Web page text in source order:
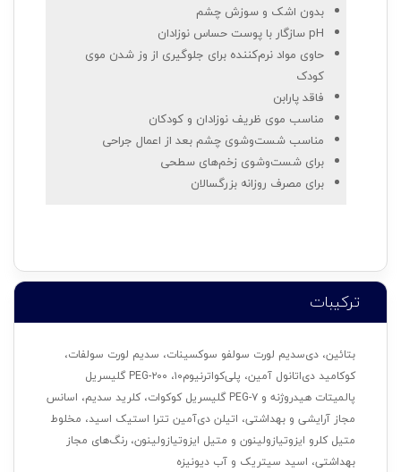
بدون اشک و سوزش چشم
pH سازگار با پوست حساس نوزادان
حاوی مواد نرم‌کننده برای جلوگیری از وز شدن موی
کودک
فاقد پارابن
مناسب موی ظریف نوزادان و کودکان
مناسب شست‌وشوی چشم بعد از اعمال جراحی
برای شست‌وشوی زخم‌های سطحی
برای مصرف روزانه بزرگسالان
ترکیبات
بتائین، دی‌سدیم لورت سولفو سوکسینات، سدیم لورت سولفات،
کوکامید دی‌اتانول آمین، پلی‌کواترنیوم۱۰، PEG-۲۰۰ گلیسریل
پالمیتات هیدروژنه و PEG-۷ گلیسریل کوکوات، کلرید سدیم، اسانس
مجاز آرایشی و بهداشتی، اتیلن دی‌آمین تترا استیک اسید، مخلوط
متیل کلرو ایزوتیازولینون و متیل ایزوتیازولینون، رنگ‌های مجاز
بهداشتی، اسید سیتریک و آب دیونیزه